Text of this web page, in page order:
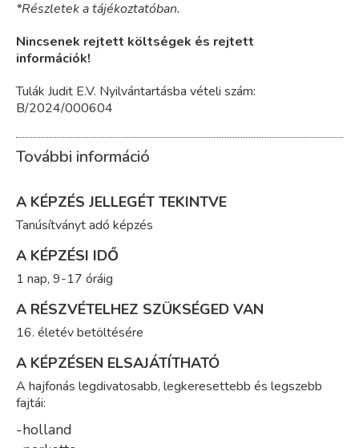
*Részletek a tájékoztatóban.
Nincsenek rejtett költségek és rejtett
információk!
Tulák Judit E.V. Nyilvántartásba vételi szám:
B/2024/000604
További információ
A KÉPZÉS JELLEGÉT TEKINTVE
Tanúsítványt adó képzés
A KÉPZÉSI IDŐ
1 nap, 9-17 óráig
A RÉSZVÉTELHEZ SZÜKSÉGED VAN
16. életév betöltésére
A KÉPZÉSEN ELSAJÁTÍTHATÓ
A hajfonás legdivatosabb, legkeresettebb és legszebb
fajtái:
-holland